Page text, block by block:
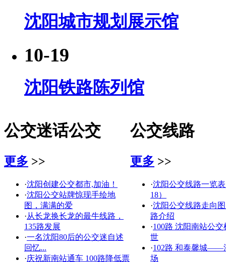
沈阳城市规划展示馆
10-19
沈阳铁路陈列馆
公交迷话公交
更多 >>
·沈阳创建公交都市,加油！
·沈阳公交站牌惊现手绘地
图，满满的爱
·从长龙换长龙的最牛线路，
135路发展
·一名沈阳80后的公交迷自述
回忆...
·庆祝新南站通车 100路降低票
公交线路
更多 >>
·沈阳公交线路一览表
18）
·沈阳公交线路走向
路介绍
·100路 沈阳南站公
世
·102路 和泰馨城——
场